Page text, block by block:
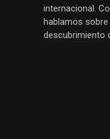
internacional.
hablamos
descubrimiento